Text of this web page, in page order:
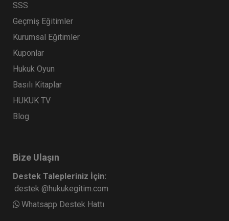
SSS
Geçmiş Eğitimler
Kurumsal Eğitimler
Kuponlar
Hukuk Oyun
Basılı Kitaplar
HUKUK TV
Blog
Bize Ulaşın
Destek Talepleriniz İçin:
destek @hukukegitim.com
Whatsapp Destek Hattı